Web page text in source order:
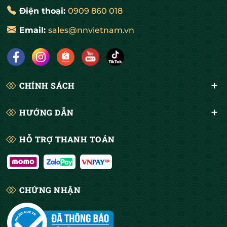
Đa dạng 4 màu sang trọng
Sản phẩm có 4 gam màu phù hợp nhiều không
Xanh dương
Vàng cát
Gia công theo yêu cầu – May viền, đóng
khoen chắc chắn
Tất cả sản phẩm tại NN Việt Nam đều
viền tỉ mỉ, đóng khoen thép cách 50cm
mạnh.
Điện thoại: 0909 860 018
Email: sales@nnvietnam.vn
CHÍNH SÁCH
HƯỚNG DẪN
HỖ TRỢ THANH TOÁN
CHỨNG NHẬN